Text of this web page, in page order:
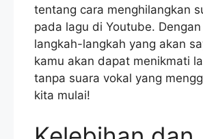
tentang cara menghilangkan
pada lagu di Youtube.
langkah-langkah yang akan
kamu akan dapat menikmati
tanpa suara vokal yang
kita mulai!